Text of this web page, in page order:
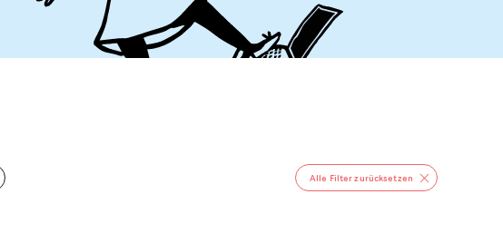
Alle Filter zurücksetzen